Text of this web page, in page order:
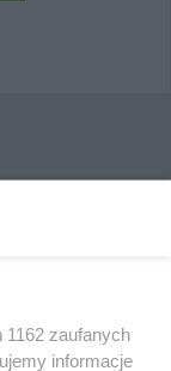
Informacyjny Miasta
zaufanych
informacje